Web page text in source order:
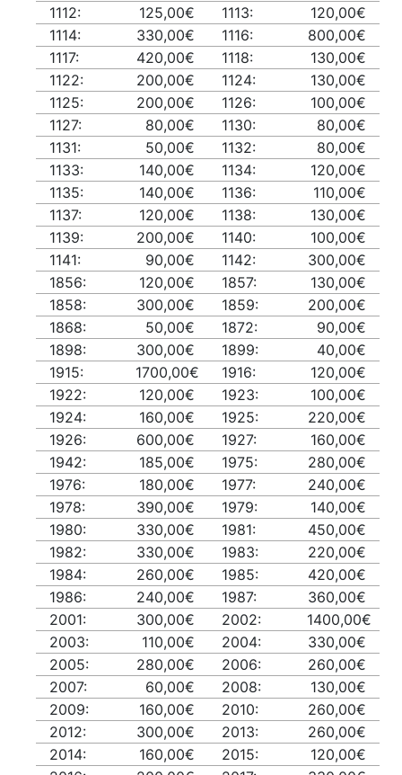
1112:
125,00€ 1113:
120,00€
1114:
330,00€ 1116:
800,00€
1117:
420,00€ 1118:
130,00€
1122:
200,00€ 1124:
130,00€
1125:
200,00€ 1126:
100,00€
1127:
80,00€ 1130:
80,00€
1131:
50,00€ 1132:
80,00€
1133:
140,00€ 1134:
120,00€
1135:
140,00€ 1136:
110,00€
1137:
120,00€ 1138:
130,00€
1139:
200,00€ 1140:
100,00€
1141:
90,00€ 1142:
300,00€
1856:
120,00€ 1857:
130,00€
1858:
300,00€ 1859:
200,00€
1868:
50,00€ 1872:
90,00€
1898:
300,00€ 1899:
40,00€
1915:
1700,00€ 1916:
120,00€
1922:
120,00€ 1923:
100,00€
1924:
160,00€ 1925:
220,00€
1926:
600,00€ 1927:
160,00€
1942:
185,00€ 1975:
280,00€
1976:
180,00€ 1977:
240,00€
1978:
390,00€ 1979:
140,00€
1980:
330,00€ 1981:
450,00€
1982:
330,00€ 1983:
220,00€
1984:
260,00€ 1985:
420,00€
1986:
240,00€ 1987:
360,00€
2001:
300,00€ 2002:
1400,00€
2003:
110,00€ 2004:
330,00€
2005:
280,00€ 2006:
260,00€
2007:
60,00€ 2008:
130,00€
2009:
160,00€ 2010:
260,00€
2012:
300,00€ 2013:
260,00€
2014:
160,00€ 2015:
120,00€